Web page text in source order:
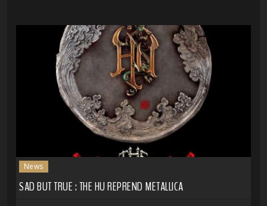
News
SAD BUT TRUE : THE HU REPREND METALLICA